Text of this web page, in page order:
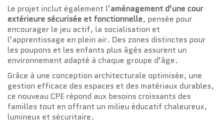
Le projet inclut également l’aménagement d’une cour
extérieure sécurisée et fonctionnelle, pensée pour
encourager le jeu actif, la socialisation et
l’apprentissage en plein air. Des zones distinctes pour
les poupons et les enfants plus âgés assurent un
environnement adapté à chaque groupe d’âge.
Grâce à une conception architecturale optimisée, une
gestion efficace des espaces et des matériaux durables,
ce nouveau CPE répond aux besoins croissants des
familles tout en offrant un milieu éducatif chaleureux,
lumineux et sécuritaire.